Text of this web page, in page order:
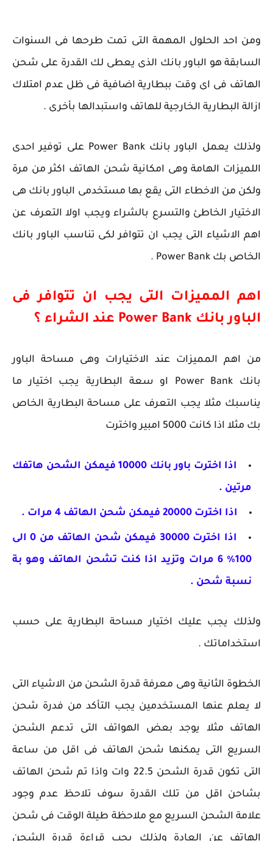
ومن احد الحلول المهمة التى تمت طرحها فى السنوات
السابقة هو الباور بانك الذى يعطى لك القدرة على شحن
الهاتف فى اى وقت ببطارية اضافية فى ظل عدم امتلاك
ازالة البطارية الخارجية للهاتف واستبدالها بأخرى .
ولذلك يعمل الباور بانك Power Bank على توفير احدى
اللميزات الهامة وهى امكانية شحن الهاتف اكثر من مرة
ولكن من الاخطاء التى يقع بها مستخدمى الباور بانك هى
الاختيار الخاطئ والتسرع بالشراء ويجب اولا التعرف عن
اهم الاشياء التى يجب ان تتوافر لكى تناسب الباور بانك
الخاص بك Power Bank .
اهم المميزات التى يجب ان تتوافر فى
الباور بانك Power Bank عند الشراء ؟
من اهم المميزات عند الاختيارات وهى مساحة الباور
بانك Power Bank او سعة البطارية يجب اختيار ما
يناسبك مثلا يجب التعرف على مساحة البطارية الخاص
بك مثلا اذا كانت 5000 امبير واخترت
اذا اخترت باور بانك 10000 فيمكن الشحن هاتفك
مرتين .
اذا اخترت 20000 فيمكن شحن الهاتف 4 مرات .
اذا اخترت 30000 فيمكن شحن الهاتف من 0 الى
100% 6 مرات وتزيد اذا كنت تشحن الهاتف وهو بة
نسبة شحن .
ولذلك يجب عليك اختيار مساحة البطارية على حسب
استخداماتك .
الخطوة الثانية وهى معرفة قدرة الشحن من الاشياء التى
لا يعلم عنها المستخدمين يجب التأكد من فدرة شحن
الهاتف مثلا يوجد بعض الهواتف التى تدعم الشحن
السريع التى يمكنها شحن الهاتف فى اقل من ساعة
التى تكون قدرة الشحن 22.5 وات واذا تم شحن الهاتف
بشاحن اقل من تلك القدرة سوف تلاحظ عدم وجود
علامة الشحن السريع مع ملاحظة طيلة الوقت فى شحن
الهاتف عن العادة ولذلك يجب قراءة قدرة الشحن